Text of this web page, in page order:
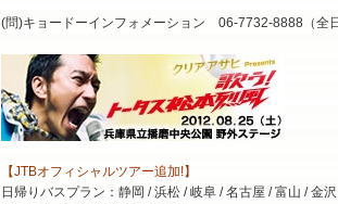
(問)キョードーインフォメーション 06-7732-8888（全
【JTBオフィシャルツアー追加!】
日帰りバスプラン：静岡 / 浜松 / 岐阜 / 名古屋 / 富山 / 金